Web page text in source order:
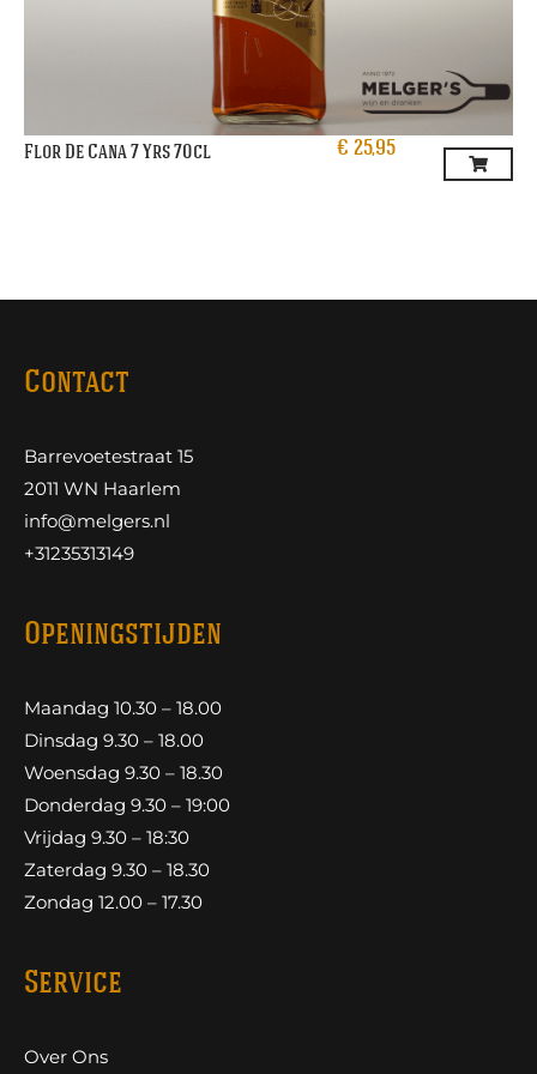
Flor De Cana 7 Yrs 70cl € 25,95
Contact
Barrevoetestraat 15
2011 WN Haarlem
info@melgers.nl
+31235313149
Openingstijden
Maandag 10.30 – 18.00
Dinsdag 9.30 – 18.00
Woensdag 9.30 – 18.30
Donderdag 9.30 – 19:00
Vrijdag 9.30 – 18:30
Zaterdag 9.30 – 18.30
Zondag 12.00 – 17.30
Service
Over Ons